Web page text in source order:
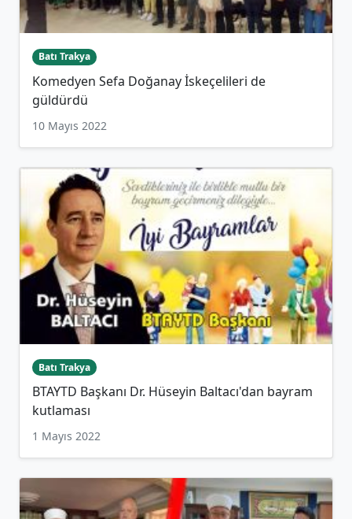
Batı Trakya
Komedyen Sefa Doğanay İskeçelileri de
güldürdü
10 Mayıs 2022
Batı Trakya
BTAYTD Başkanı Dr. Hüseyin Baltacı'dan bayram
kutlaması
1 Mayıs 2022